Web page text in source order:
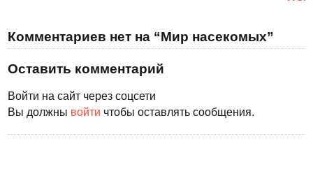
Комментариев нет на “Мир насекомых”
Оставить комментарий
Войти на сайт через соцсети
Вы должны войти чтобы оставлять сообщения.